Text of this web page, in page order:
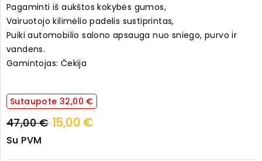
Pagaminti iš aukštos kokybės gumos,
Vairuotojo kilimėlio padelis sustiprintas,
Puiki automobilio salono apsauga nuo sniego, purvo ir
vandens.
Gamintojas: Čekija
Sutaupote 32,00 €
47,00 € 15,00 €
Su PVM